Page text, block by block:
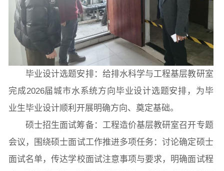
毕业设计选题安排：给排水科学与工程基层教研室
完成2026届城市水系统方向毕业设计选题安排，为毕
业生毕业设计顺利开展明确方向、奠定基础。
硕士招生面试筹备：工程造价基层教研室召开专题
会议，围绕硕士面试工作推进多项任务：讨论确定硕士
面试名单，传达学校面试注意事项与要求，明确面试程